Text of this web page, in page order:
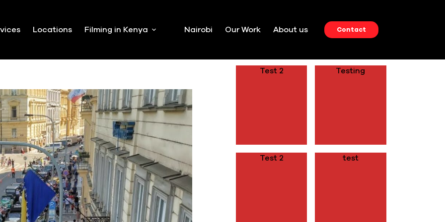
Locations Filming in Kenya Nairobi Our Work About us Contact
Test 2 Testing
Test 2 test